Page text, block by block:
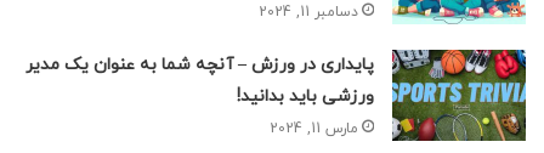
دسامبر 11, 2024
پایداری در ورزش – آنچه شما به عنوان یک مدیر
ورزشی باید بدانید!
مارس 11, 2024